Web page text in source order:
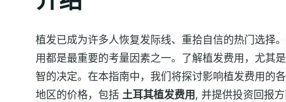
植发已成为许多人恢复发际线、重拾自信的热门选择
用都是最重要的考量因素之一。了解植发费用，尤其
智的决定。在本指南中，我们将探讨影响植发费用的
地区的价格，包括 土耳其植发费用 , 并提供投资回报